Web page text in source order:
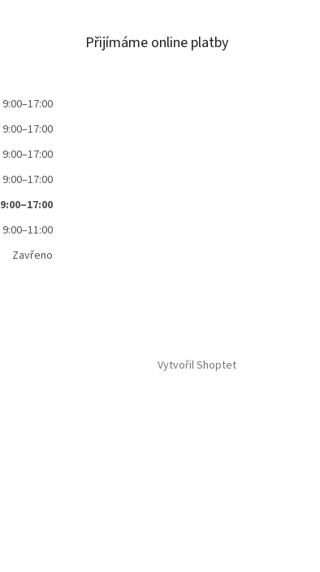
9:00–17:00
9:00–17:00
9:00–17:00
9:00–17:00
9:00–17:00
9:00–11:00
Zavřeno
Přijímáme online platby
Vytvořil Shoptet